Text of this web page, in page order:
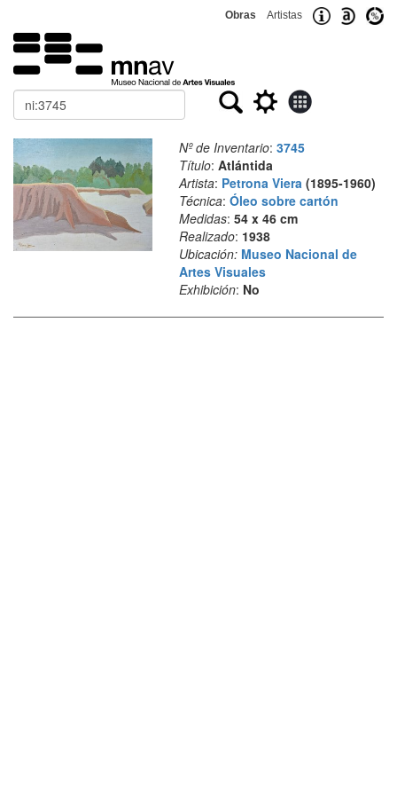
Obras Artistas
Buscar
Nº de Inventario: 3745
Título: Atlántida
Artista: Petrona Viera(1895-1960)
Técnica: Óleo sobre cartón
Medidas: 54 x 46 cm
Realizado: 1938
Ubicación: Museo Nacional de
Artes Visuales
Exhibición: No